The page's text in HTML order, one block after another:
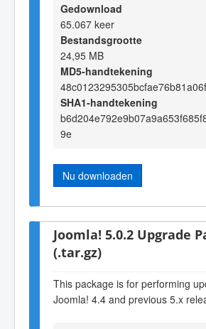
Gedownload
65.067 keer
Bestandsgrootte
24,95 MB
MD5-handtekening
SHA1-handtekening
9e
Nu downloaden
Joomla! 5.0.2 Upgrade
(.tar.gz)
This package is for performing
Joomla! 4.4 and previous 5.x